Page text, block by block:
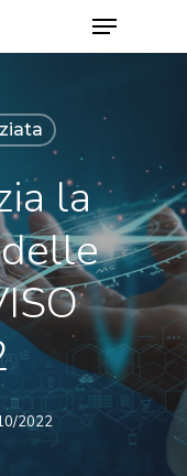
Menu
la
2022